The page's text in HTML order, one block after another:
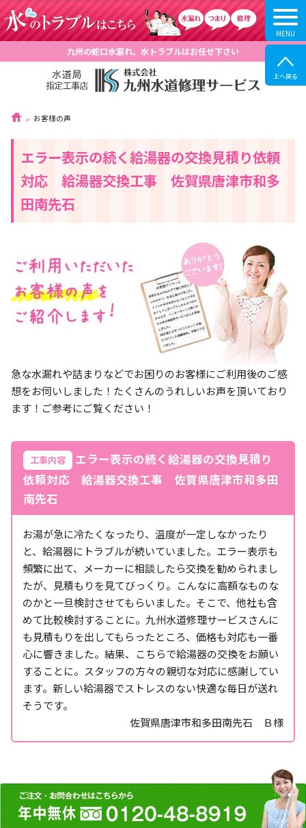
九州の蛇口水漏れ、水トラブルはお任せ下さい
お客様の声
エラー表示の続く給湯器の交換見積り依頼
対応 給湯器交換工事 佐賀県唐津市和多
田南先石
急な水漏れや詰まりなどでお困りのお客様にご利用後のご感
想をお伺いしました！たくさんのうれしいお声を頂いており
ます！ご参考にご覧ください！
工事内容
エラー表示の続く給湯器の交換見積り
依頼対応 給湯器交換工事 佐賀県唐津市和多田
南先石
お湯が急に冷たくなったり、温度が一定しなかったり
と、給湯器にトラブルが続いていました。エラー表示も
頻繁に出て、メーカーに相談したら交換を勧められまし
たが、見積もりを見てびっくり。こんなに高額なものな
のかと一旦検討させてもらいました。そこで、他社も含
めて比較検討することに。九州水道修理サービスさんに
も見積もりを出してもらったところ、価格も対応も一番
心に響きました。結果、こちらで給湯器の交換をお願い
することに。スタッフの方々の親切な対応に感謝してい
ます。新しい給湯器でストレスのない快適な毎日が送れ
そうです。
佐賀県唐津市和多田南先石 Ｂ様